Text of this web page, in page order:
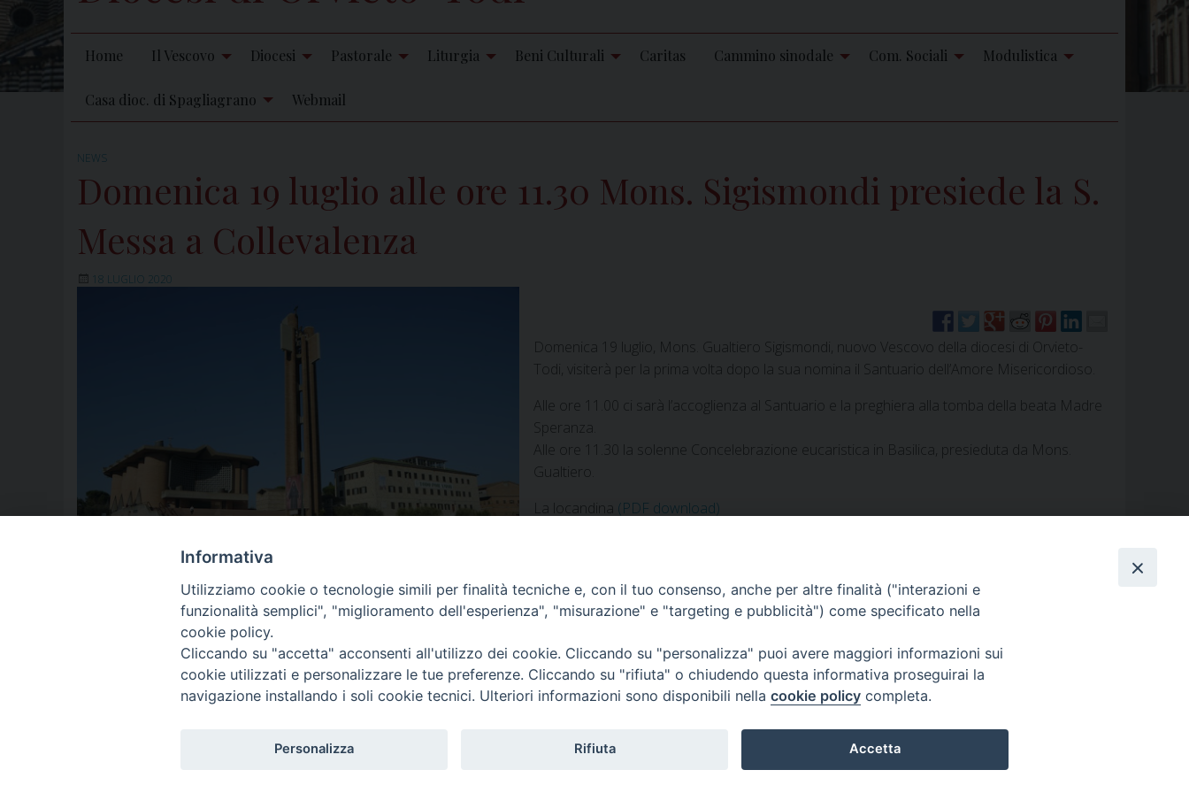
Home Il Vescovo Diocesi Pastorale Liturgia Beni Culturali Caritas Cammino sinodale Com. Sociali Modulistica
Casa dioc. di Spagliagrano Webmail
NEWS
Domenica 19 luglio alle ore 11.30 Mons. Sigismondi presiede la S.
Messa a Collevalenza
18 LUGLIO 2020
Domenica 19 luglio, Mons. Gualtiero Sigismondi, nuovo Vescovo della diocesi di Orvieto-
Todi, visiterà per la prima volta dopo la sua nomina il Santuario dell’Amore Misericordioso.
Alle ore 11.00 ci sarà l’accoglienza al Santuario e la preghiera alla tomba della beata Madre
Speranza.
Alle ore 11.30 la solenne Concelebrazione eucaristica in Basilica, presieduta da Mons.
Gualtiero.
La locandina (PDF download)
Webmail
Diocesi di Orvieto – Todi
Informativa
Utilizziamo cookie o tecnologie simili per finalità tecniche e, con il tuo consenso, anche per altre finalità ("interazioni e
funzionalità semplici", "miglioramento dell'esperienza", "misurazione" e "targeting e pubblicità") come specificato nella
cookie policy.
Cliccando su "accetta" acconsenti all'utilizzo dei cookie. Cliccando su "personalizza" puoi avere maggiori informazioni sui
cookie utilizzati e personalizzare le tue preferenze. Cliccando su "rifiuta" o chiudendo questa informativa proseguirai la
navigazione installando i soli cookie tecnici. Ulteriori informazioni sono disponibili nella cookie policy completa.
Personalizza Rifiuta Accetta